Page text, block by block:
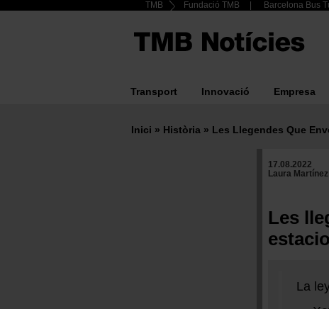
Header
Top
menu
TMB Fundació TMB Barcelona Bus
Main
navigation
Transport Innovació Empresa
Inici Història Les Llegendes Que
17.08.2022
Laura Martínez
Les
La